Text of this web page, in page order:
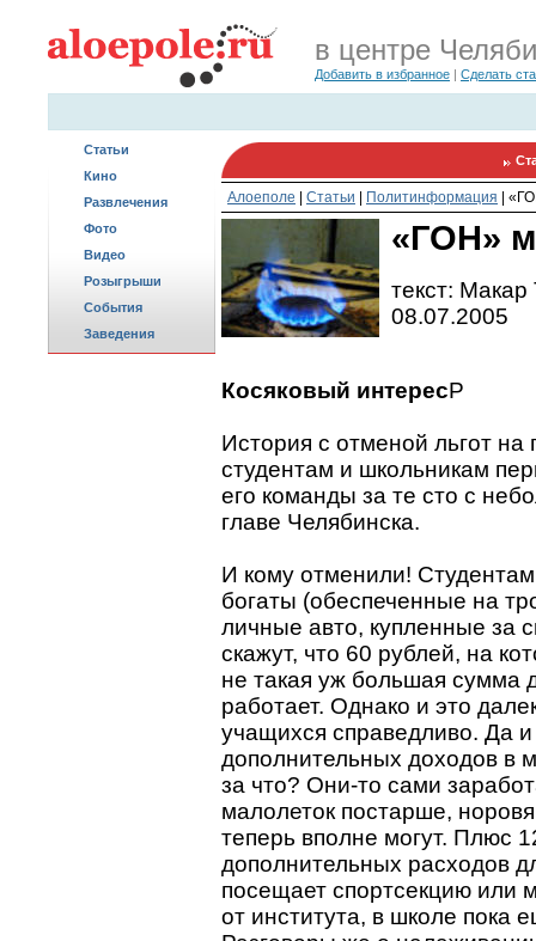
в центре
Добавить в избранное | Сделать
Статьи
Кино
Развлечения
Фото
Видео
Розыгрыши
События
Заведения
Алоеполе Статьи Политинформация
«ГОН»
текст: Макар
08.07.2005
Косяковый интересP
История с отменой льгот
студентам и школьникам
его команды за те сто с
главе Челябинска.
И кому отменили!
богаты (обеспеченные на
личные авто, купленные за
скажут, что 60 рублей, на
не такая уж большая сумма
работает. Однако и это
учащихся справедливо. Да и
дополнительных доходов в
за что? Они-то сами
малолеток постарше,
теперь вполне могут. Плюс
дополнительных расходов
посещает спортсекцию или
от института, в школе пока